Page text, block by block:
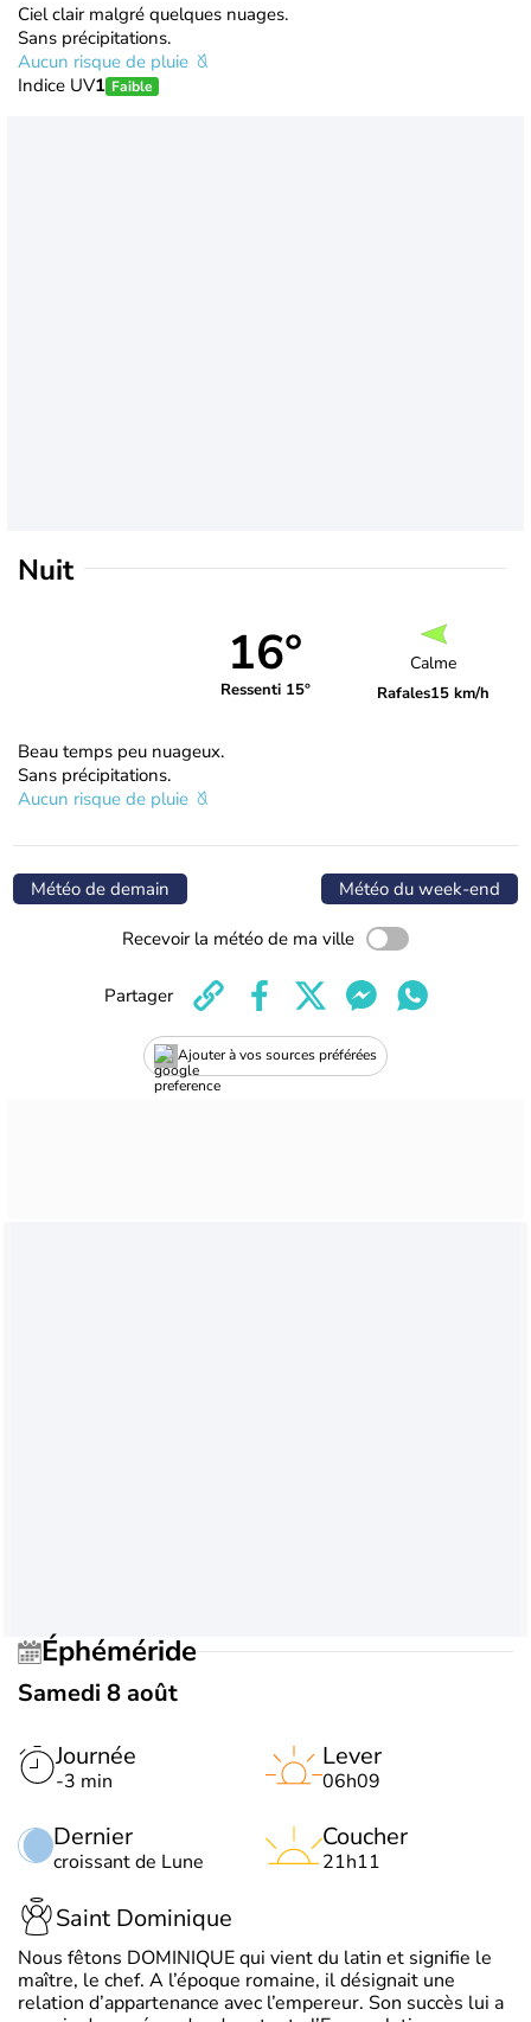
Ciel clair malgré quelques nuages.
Sans précipitations.
Aucun risque de pluie
Indice UV1 Faible
Nuit
16°
Ressenti 15°
Calme
Rafales15 km/h
Beau temps peu nuageux.
Sans précipitations.
Aucun risque de pluie
Météo de demain Météo du week-end
Recevoir la météo de ma ville
Ajouter à vos sources préférées
Partager
Éphéméride
Samedi 8 août
Journée
-3 min
Dernier
croissant de Lune
Lever
06h09
Coucher
21h11
Saint Dominique
Nous fêtons DOMINIQUE qui vient du latin et signifie le
maître, le chef. A l’époque romaine, il désignait une
relation d’appartenance avec l’empereur. Son succès lui a